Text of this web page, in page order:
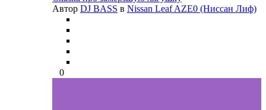
Автор DJ BASS в Nissan Leaf AZE0 (Ниссан Лиф)
0